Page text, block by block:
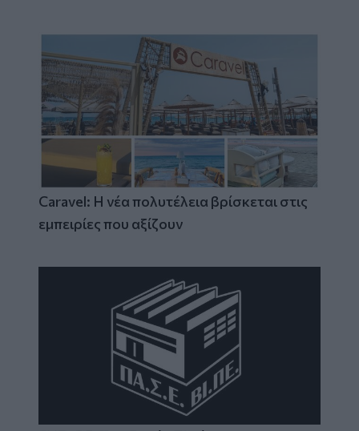
Caravel: Η νέα πολυτέλεια βρίσκεται στις
εμπειρίες που αξίζουν